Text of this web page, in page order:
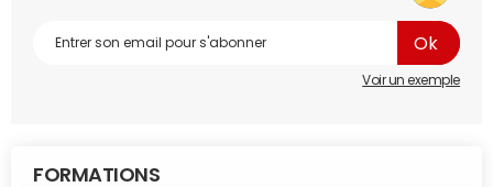
Voir un exemple
FORMATIONS